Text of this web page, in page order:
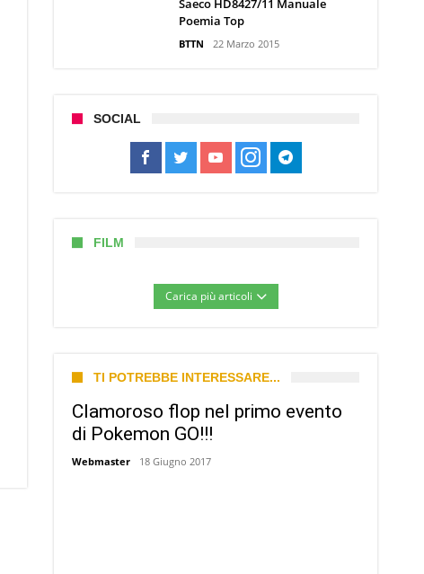
Saeco HD8427/11 Manuale
Poemia Top
BTTN 22 Marzo 2015
SOCIAL
FILM
Carica più articoli
TI POTREBBE INTERESSARE...
Clamoroso flop nel primo evento
di Pokemon GO!!!
Webmaster 18 Giugno 2017